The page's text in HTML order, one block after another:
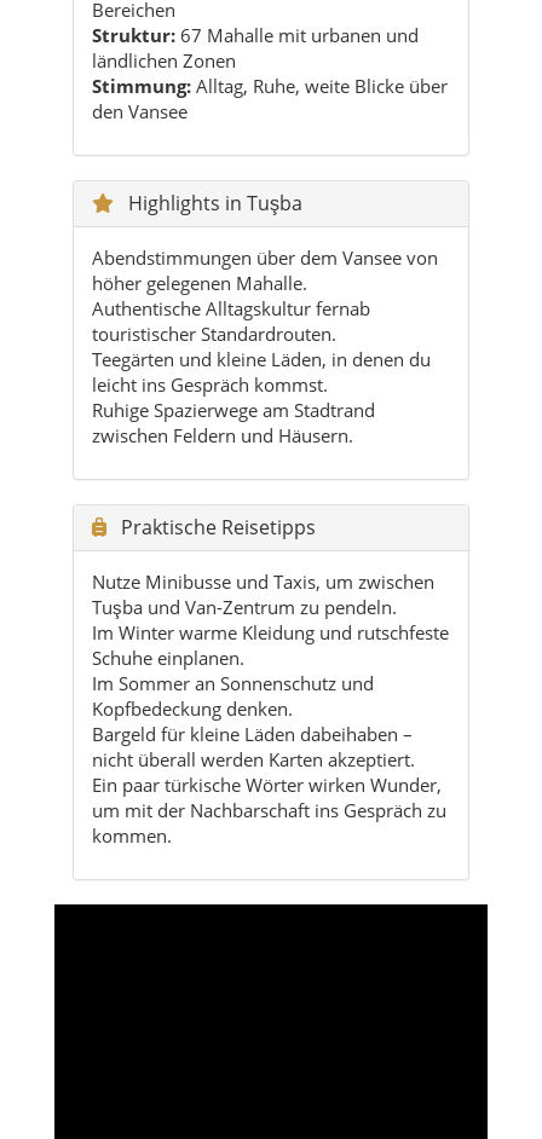
Highlights in Tuşba
höher gelegenen Mahalle.
Authentische Alltagskultur fernab
touristischer Standardrouten.
Teegärten und kleine Läden, in denen du
leicht ins Gespräch kommst.
Ruhige Spazierwege am Stadtrand
zwischen Feldern und Häusern.
Praktische Reisetipps
Tuşba und Van-Zentrum zu pendeln.
Im Winter warme Kleidung und rutschfeste
Schuhe einplanen.
Im Sommer an Sonnenschutz und
Kopfbedeckung denken.
Bargeld für kleine Läden dabeihaben –
nicht überall werden Karten akzeptiert.
Ein paar türkische Wörter wirken Wunder,
um mit der Nachbarschaft ins Gespräch zu
kommen.